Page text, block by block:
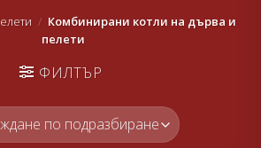
/ Комбинирани котли на дърва и
пелети
ФИЛТЪР